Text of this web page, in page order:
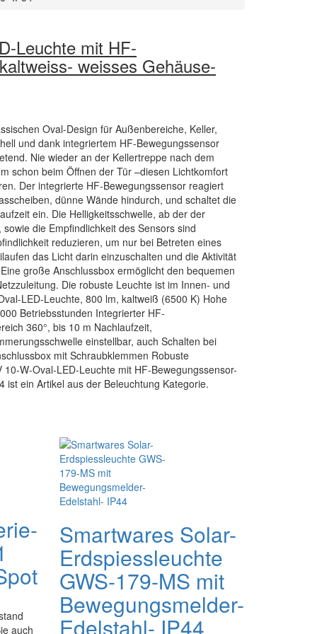
Leuchte mit HF-
weisses Gehäuse-
Oval-Design für Außenbereiche, Keller,
und dank integriertem HF-Bewegungssensor
Nie wieder an der Kellertreppe nach dem
schon beim Öffnen der Tür –diesen Lichtkomfort
Der integrierte HF-Bewegungssensor reagiert
dünne Wände hindurch, und schaltet die
ein. Die Helligkeitsschwelle, ab der der
die Empfindlichkeit des Sensors sind
reduzieren, um nur bei Betreten eines
das Licht darin einzuschalten und die Aktivität
große Anschlussbox ermöglicht den bequemen
Die robuste Leuchte ist im Innen- und
LED-Leuchte, 800 lm, kaltweiß (6500 K) Hohe
Betriebsstunden Integrierter HF-
360°, bis 10 m Nachlaufzeit,
einstellbar, auch Schalten bei
mit Schraubklemmen Robuste
W-Oval-LED-Leuchte mit HF-Bewegungssensor-
ist ein Artikel aus der Beleuchtung Kategorie.
auch
Smartwares Solar-
Erdspiessleuchte
GWS-179-MS mit
Bewegungsmelder-
Edelstahl- IP44